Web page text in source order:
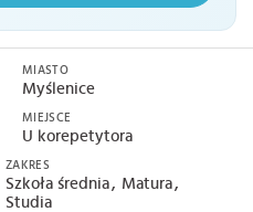
MIASTO
Myślenice
MIEJSCE
U korepetytora
ZAKRES
Szkoła średnia Matura
Studia